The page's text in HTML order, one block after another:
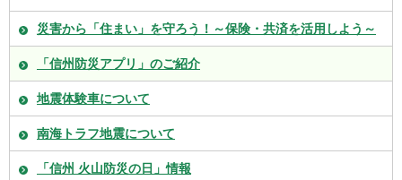
災害から「住まい」を守ろう！～保険・共済を活用しよう～
「信州防災アプリ」のご紹介
地震体験車について
南海トラフ地震について
「信州 火山防災の日」情報